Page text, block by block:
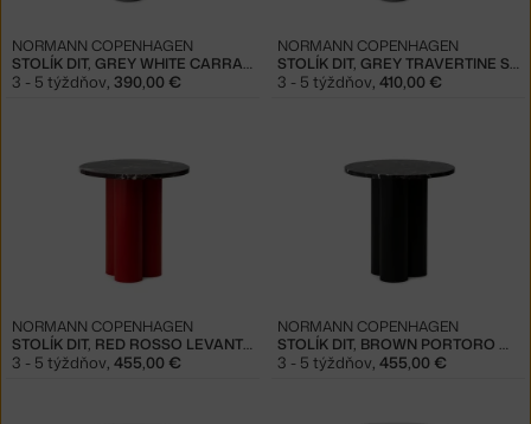
STOLÍK DIT, GREY WHITE CARRARA
NORMANN COPENHAGEN
3 - 5 týždňov, 390,00 €
STOLÍK DIT, GREY TRAVERTINE SILVER
NORMANN COPENHAGEN
3 - 5 týždňov, 410,00 €
STOLÍK DIT, RED ROSSO LEVANTO
NORMANN COPENHAGEN
3 - 5 týždňov 455,00 €
STOLÍK DIT, BROWN PORTORO GOLD
NORMANN COPENHAGEN
3 - 5 týždňov 455,00 €